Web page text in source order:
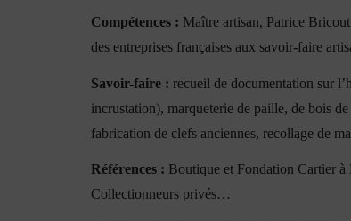
Compétences : Maître artisan, Patrice
des entreprises françaises aux savoir-faire
Savoir-faire : recueil de documentation sur
incrustation), marqueterie de paille, de bois
fabrication de clefs anciennes, recollage de
Références : Boutique et Fondation Cartier
Collectionneurs privés…